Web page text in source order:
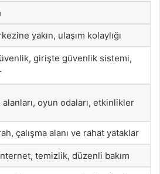
yakın, ulaşım kolaylığı
girişte güvenlik sistemi,
oyun odaları, etkinlikler
çalışma alanı ve rahat yataklar
temizlik, düzenli bakım